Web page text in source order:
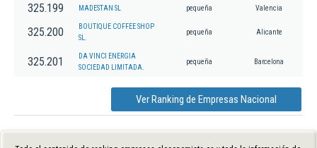
325.199 MADESTAN SL pequeña Valencia
325.200
BOUTIQUE COFFEE SHOP
SL.
pequeña Alicante
325.201
DA VINCI ENERGIA
SOCIEDAD LIMITADA.
pequeña Barcelona
Ver Ranking de Empresas Nacional